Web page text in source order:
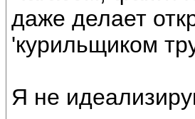
даже делает
'курильщиком
Я не